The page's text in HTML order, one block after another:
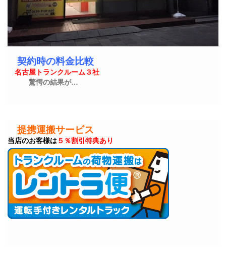
契約時の料金比較
名古屋トランクルーム３社
驚愕の結果が…
提携運搬サービス
当店のお客様は５％割引特典あり